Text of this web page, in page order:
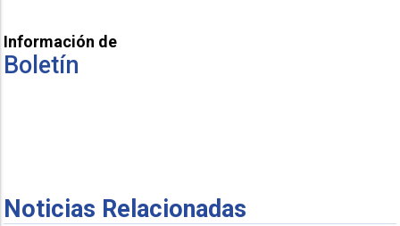
Información de
Boletín
Noticias Relacionadas